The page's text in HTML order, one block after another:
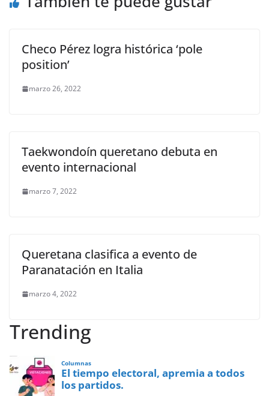
Checo Pérez logra histórica ‘pole
position’
marzo 26, 2022
Taekwondoín queretano debuta en
evento internacional
marzo 7, 2022
Queretana clasifica a evento de
Paranatación en Italia
marzo 4, 2022
Trending